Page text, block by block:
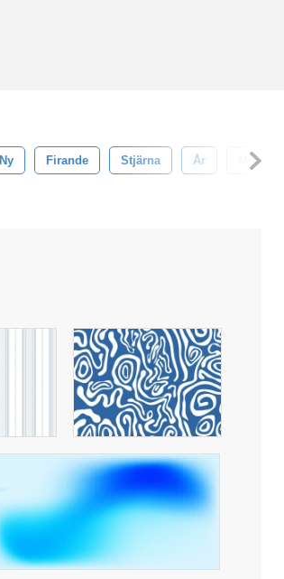
Ny Firande Stjärna År Mönster